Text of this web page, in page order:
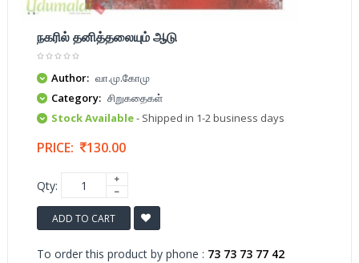
நகரில் தனித்தலையும் ஆடு
Author: வா.மு.கோமு
Category: சிறுகதைகள்
Stock Available- Shipped in 1-2 business days
PRICE: 130.00
Qty:
ADD TO CART
To order this product by phone : 73 73 73 77 42